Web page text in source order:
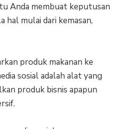
Anda membuat keputusan
mulai dari kemasan,
produk makanan ke
sosial adalah alat yang
produk bisnis apapun